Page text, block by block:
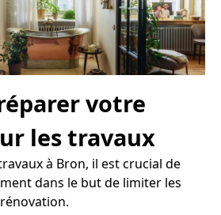
votre
les travaux
à Bron, il est crucial de
dans le but de limiter les